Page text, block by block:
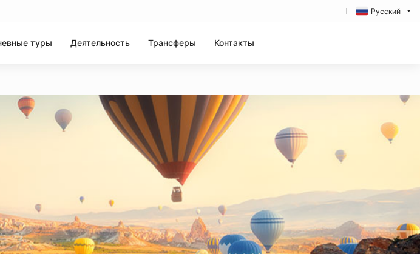
Русский
туры Деятельность Трансферы Контакты